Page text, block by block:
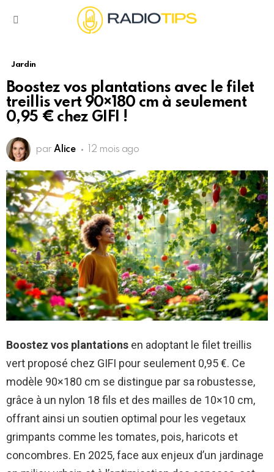
Jardin
Boostez vos plantations avec le filet
treillis vert 90×180 cm à seulement
0,95 € chez GIFI !
par Alice 12 mois ago
Boostez vos plantations en adoptant le filet treillis
vert proposé chez GIFI pour seulement 0,95 €. Ce
modèle 90×180 cm se distingue par sa robustesse,
grâce à un nylon 18 fils et des mailles de 10×10 cm,
offrant ainsi un soutien optimal pour les vegetaux
grimpants comme les tomates, pois, haricots et
concombres. En 2025, face aux enjeux d’un jardinage